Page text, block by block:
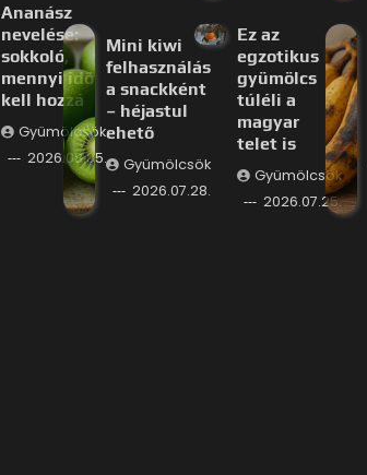
Ananász
nevelése:
sokkoló,
mennyi idő
kell hozzá
Gyümölcsök
2026.08.05.
Mini kiwi
felhasználás
a snackként
– héjastul
ehető
Gyümölcsök
2026.07.28.
Ez az
egzotikus
gyümölcs
túléli a
magyar
telet is
Gyümölcsök
2026.07.25.